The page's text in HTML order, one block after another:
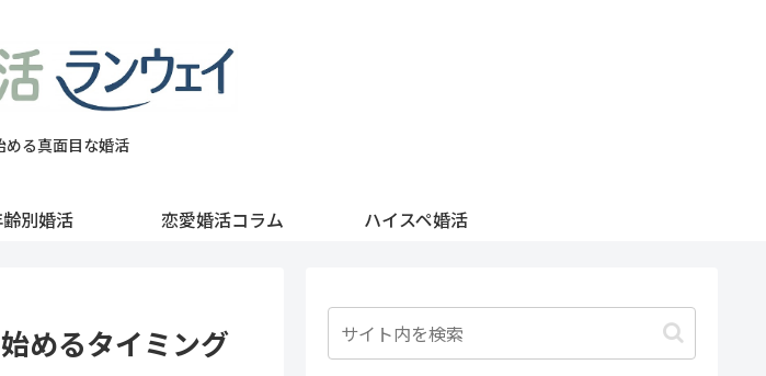
める真面目な婚活
別婚活 恋愛婚活コラム ハイスペ婚活
めるタイミング